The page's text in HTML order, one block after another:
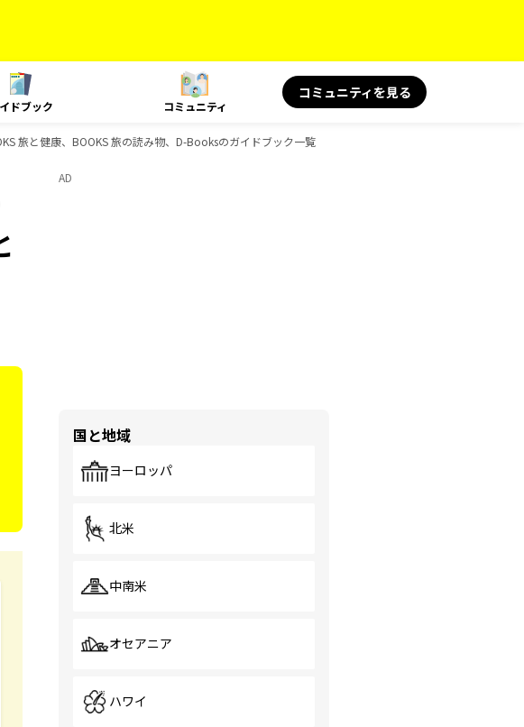
ドブック コミュニティ
コミュニティを見る
旅と健康、BOOKS 旅の読み物、D-Booksのガイドブック一覧
AD
国と地域
ヨーロッパ
北米
中南米
オセアニア
ハワイ